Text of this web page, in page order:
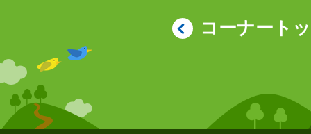
コーナート